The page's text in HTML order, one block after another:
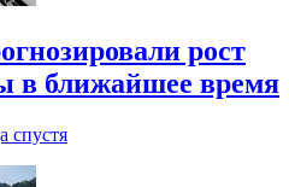
рост
в ближайшее время
спустя